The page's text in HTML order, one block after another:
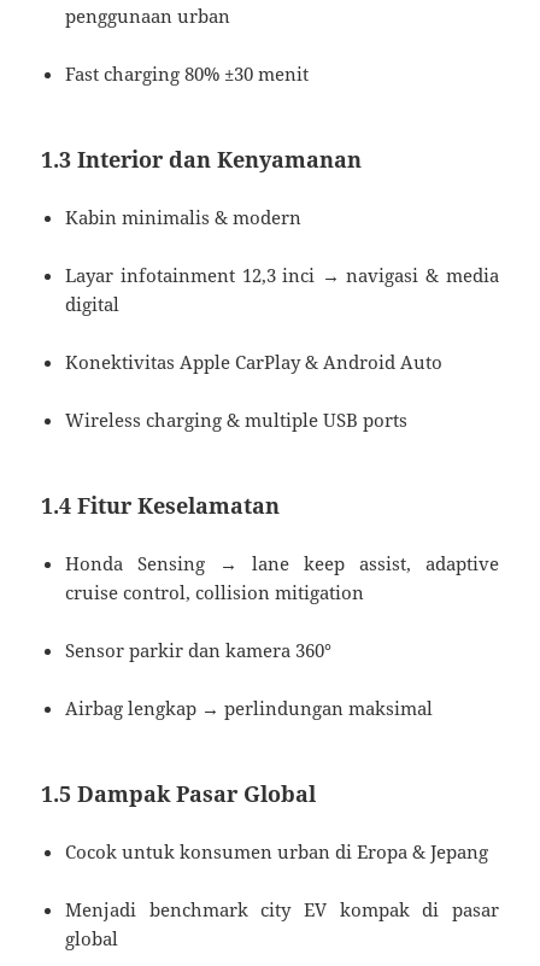
penggunaan urban
Fast charging 80% ±30 menit
1.3 Interior dan Kenyamanan
Kabin minimalis & modern
Layar infotainment 12,3 inci → navigasi & media
digital
Konektivitas Apple CarPlay & Android Auto
Wireless charging & multiple USB ports
1.4 Fitur Keselamatan
Honda Sensing → lane keep assist, adaptive
cruise control, collision mitigation
Sensor parkir dan kamera 360°
Airbag lengkap → perlindungan maksimal
1.5 Dampak Pasar Global
Cocok untuk konsumen urban di Eropa & Jepang
Menjadi benchmark city EV kompak di pasar
global